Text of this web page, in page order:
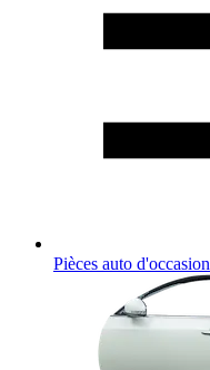
Pièces auto d'occasion